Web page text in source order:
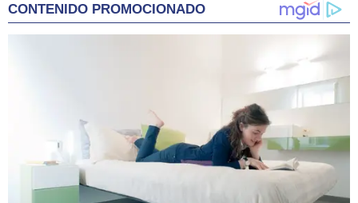
CONTENIDO PROMOCIONADO